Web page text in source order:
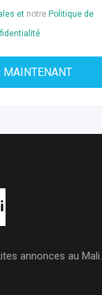
etnotre Politique de
annonces au Mali.